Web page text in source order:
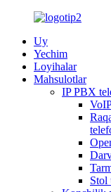
Uy
Yechim
Loyihalar
Mahsulotlar
IP PBX
Stol